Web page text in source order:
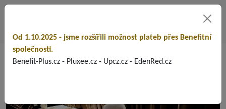
Od 1.10.2025 - jsme rozšířili možnost plateb přes Benefitní
společnosti.
Benefit-Plus.cz - Pluxee.cz - Upcz.cz - EdenRed.cz